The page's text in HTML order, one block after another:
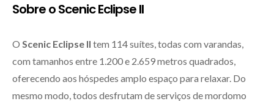
Sobre o Scenic Eclipse II
O Scenic Eclipse II tem 114 suítes, todas com varandas,
com tamanhos entre 1.200 e 2.659 metros quadrados,
oferecendo aos hóspedes amplo espaço para relaxar. Do
mesmo modo, todos desfrutam de serviços de mordomo